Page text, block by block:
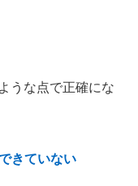
うな点で正確にな
きていない